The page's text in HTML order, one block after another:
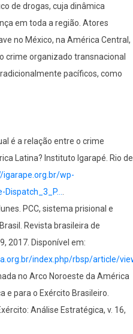
de drogas, cuja dinâmica
em toda a região. Atores
no México, na América Central,
crime organizado transnacional
pacíficos, como
é a relação entre o crime
Latina? Instituto Igarapé. Rio de
igarape.org.br/wp-
PCC, sistema prisional e
Revista brasileira de
2017. Disponível em:
index.php/rbsp/article/
no Arco Noroeste da América
e para o Exército Brasileiro.
Análise Estratégica, v. 16,